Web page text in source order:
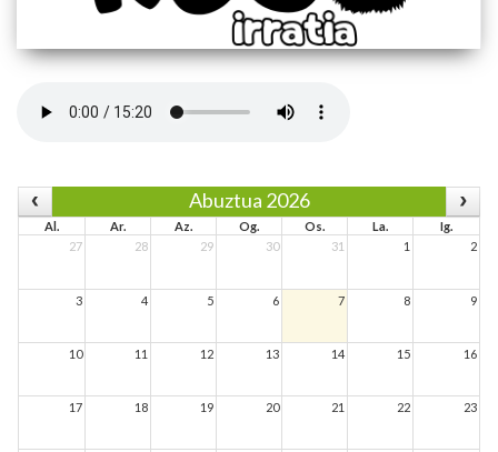
Abuztua 2026
Al. Ar. Az. Og. Os. La.
Ig.
27
28 29 30 31 1 2
3 4 5 6 7 8 9
10 11 12 13 14 15 16
17 18 19 20 21 22 23